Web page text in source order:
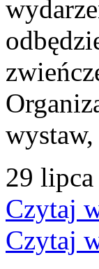
29
Czytaj
Czytaj